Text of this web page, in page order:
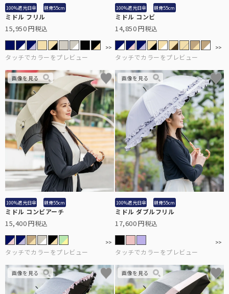
2段折りショート
折りたたみ日傘に見えない、丸くて美しいシルエット。
ショートサイズ
サイズに迷われた方にまずオススメする、日傘の定番サイズです。
ミドルサイズ
ショートの次に大きく、雨の日でも安心の大きめサイズです。
ハット
広めのつばであれば首後ろまでしっかり遮光出来る遮光ハット。
キャップ・キャスケット
お顔周りにしっかりと影を作る、キャップ・キャスケット。
ショート
日傘が差せない場面で、長袖でも使いやすいショートタイプ。
ロング
マスク/フェイスガード
サッと着用するだけでお顔周りをしっかり遮光します。
インナー
普段着の下に着るだけで、UVを98%以上カットします。
サングラス
目からの紫外線もお肌の日焼けの原因。メラニングラスで対策を。
スキンケア/その他
スキンケア
日傘メーカーの経験値を活かした、無添加スキンケアシリーズ。
100%遮光日傘 親骨55cm
ミドル フリル
15,950 税込
100%遮光日傘 親骨55cm
ミドル コンビ
14,850 税込
100%遮光日傘 親骨55cm
ミドル コンビアーチ
15,400 税込
100%遮光日傘 親骨55cm
ミドル ダブルフリル
17,600 税込